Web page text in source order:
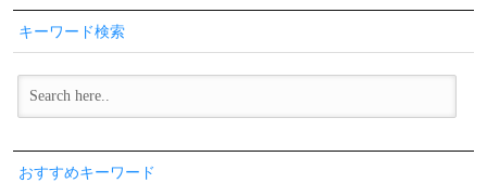
キーワード検索
おすすめキーワード